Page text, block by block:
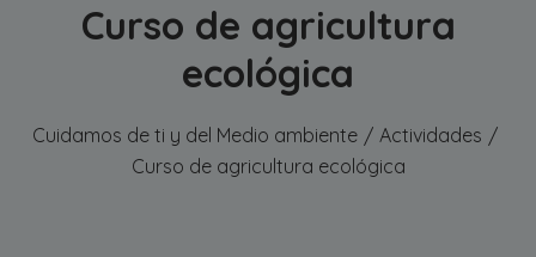
Curso de agricultura
ecológica
Cuidamos de ti y del Medio ambiente / Actividades /
Curso de agricultura ecológica